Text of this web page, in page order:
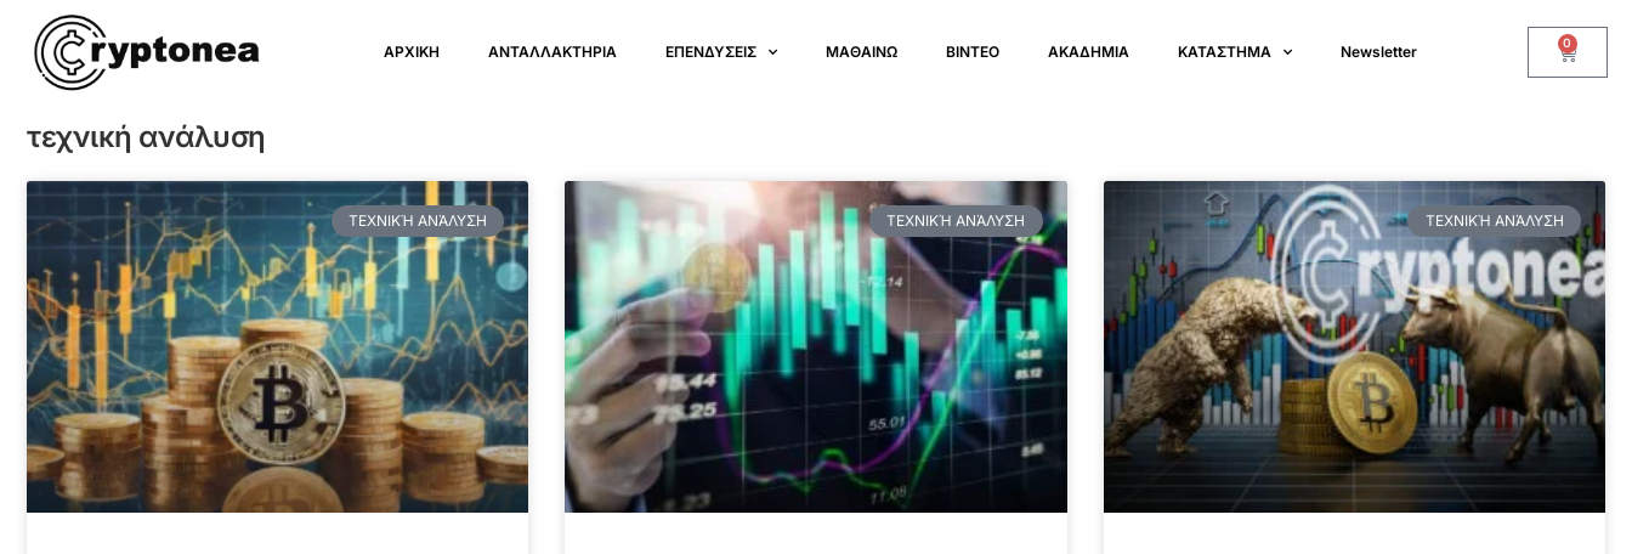
ΑΡΧΙΚΗ ΑΝΤΑΛΛΑΚΤΗΡΙΑ ΕΠΕΝΔΥΣΕΙΣ ΜΑΘΑΙΝΩ ΒΙΝΤΕΟ ΑΚΑΔΗΜΙΑ ΚΑΤΑΣΤΗΜΑ Newsletter 0
τεχνική ανάλυση
ΤΕΧΝΙΚΉ ΑΝΆΛΥΣΗ ΤΕΧΝΙΚΉ ΑΝΆΛΥΣΗ ΤΕΧΝΙΚΉ ΑΝΆΛΥΣΗ